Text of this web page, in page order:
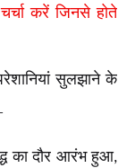
करें जिनसे होते
सुलझाने के
का दौर आरंभ हुआ,